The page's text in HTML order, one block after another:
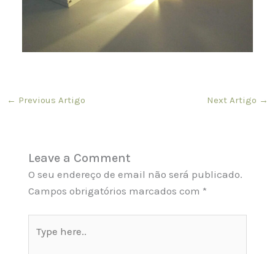
← Previous Artigo Next Artigo →
Leave a Comment
O seu endereço de email não será publicado.
Campos obrigatórios marcados com *
here..